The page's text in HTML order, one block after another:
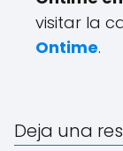
visitar la
Ontime.
Deja una